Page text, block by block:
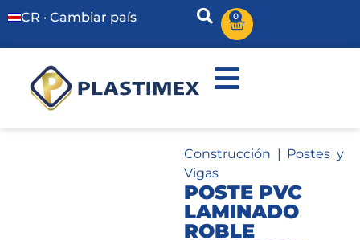
CR · Cambiar país 0
Construcción | Postes y
Vigas
POSTE PVC
LAMINADO
ROBLE